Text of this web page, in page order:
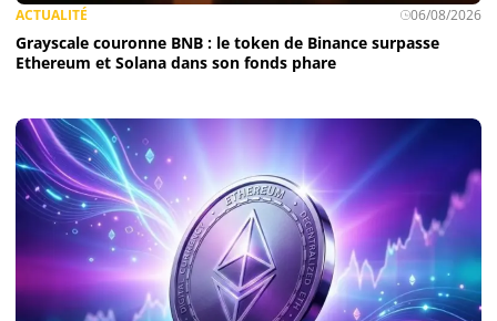
ACTUALITÉ 06/08/2026
Grayscale couronne BNB : le token de Binance surpasse
Ethereum et Solana dans son fonds phare